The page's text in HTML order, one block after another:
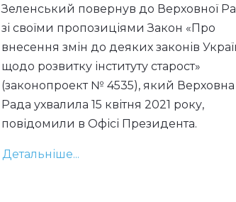
Зеленський повернув до Верховної
зі своїми пропозиціями Закон «Про
внесення змін до деяких законів
щодо розвитку інституту старост»
(законопроект № 4535), який Верховна
Рада ухвалила 15 квітня 2021 року,
повідомили в Офісі Президента.
Детальніше...